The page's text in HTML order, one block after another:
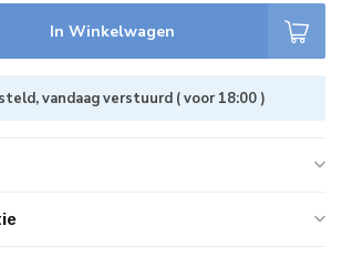
In Winkelwagen
vandaag verstuurd ( voor 18:00 )